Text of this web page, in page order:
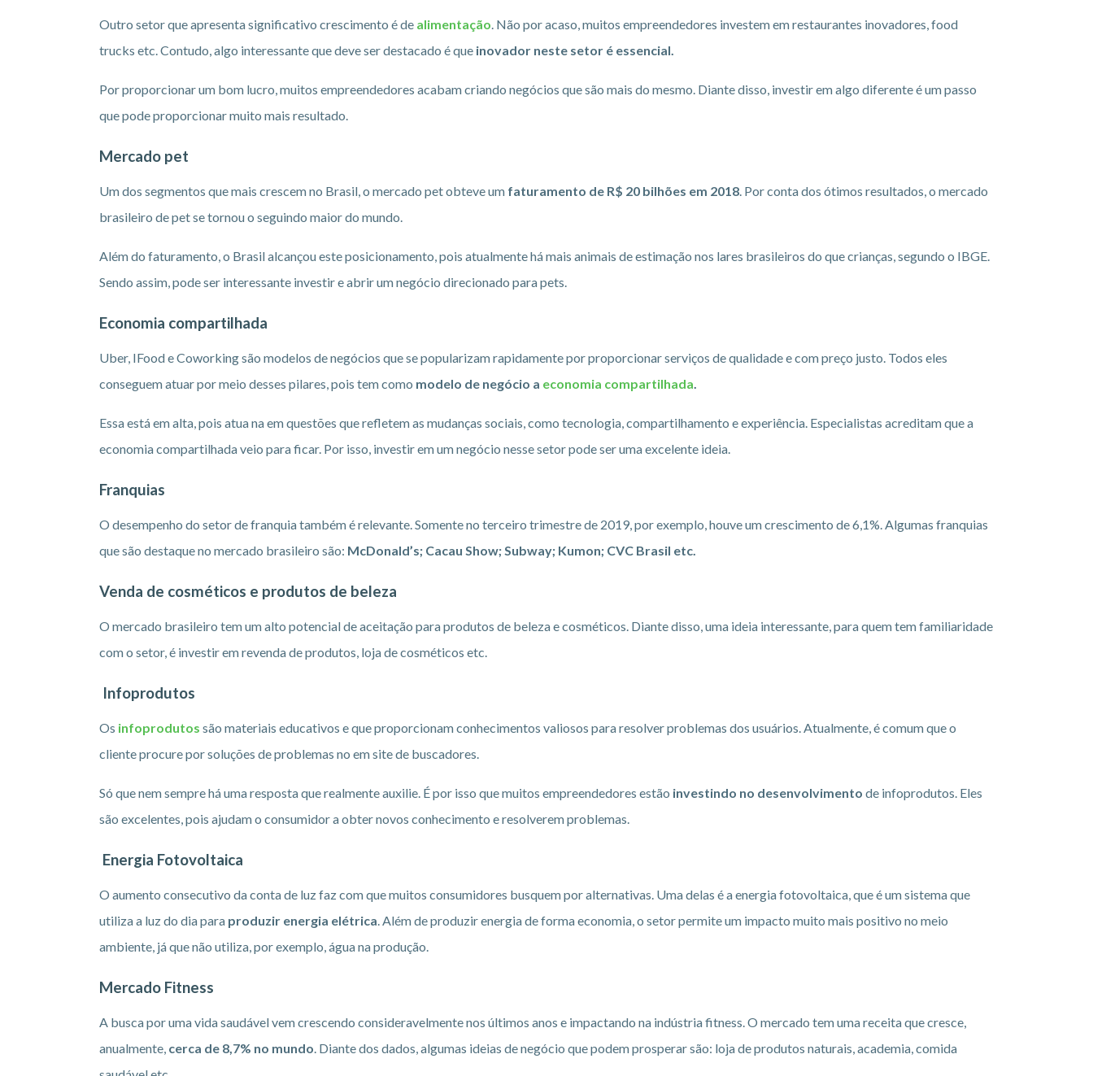
Outro setor que apresenta significativo crescimento é de alimentação. Não por acaso, muitos empreendedores investem em restaurantes inovadores, food
trucks etc. Contudo, algo interessante que deve ser destacado é que inovador neste setor é essencial.
Por proporcionar um bom lucro, muitos empreendedores acabam criando negócios que são mais do mesmo. Diante disso, investir em algo diferente é um passo
que pode proporcionar muito mais resultado.
Mercado pet
Um dos segmentos que mais crescem no Brasil, o mercado pet obteve um faturamento de R$ 20 bilhões em 2018. Por conta dos ótimos resultados, o mercado
brasileiro de pet se tornou o seguindo maior do mundo.
Além do faturamento, o Brasil alcançou este posicionamento, pois atualmente há mais animais de estimação nos lares brasileiros do que crianças, segundo o IBGE.
Sendo assim, pode ser interessante investir e abrir um negócio direcionado para pets.
Economia compartilhada
Uber, IFood e Coworking são modelos de negócios que se popularizam rapidamente por proporcionar serviços de qualidade e com preço justo. Todos eles
conseguem atuar por meio desses pilares, pois tem como modelo de negócio a economia compartilhada.
Essa está em alta, pois atua na em questões que refletem as mudanças sociais, como tecnologia, compartilhamento e experiência. Especialistas acreditam que a
economia compartilhada veio para ficar. Por isso, investir em um negócio nesse setor pode ser uma excelente ideia.
Franquias
O desempenho do setor de franquia também é relevante. Somente no terceiro trimestre de 2019, por exemplo, houve um crescimento de 6,1%. Algumas franquias
que são destaque no mercado brasileiro são: McDonald’s; Cacau Show; Subway; Kumon; CVC Brasil etc.
Venda de cosméticos e produtos de beleza
O mercado brasileiro tem um alto potencial de aceitação para produtos de beleza e cosméticos. Diante disso, uma ideia interessante, para quem tem familiaridade
com o setor, é investir em revenda de produtos, loja de cosméticos etc.
Infoprodutos
Os infoprodutos são materiais educativos e que proporcionam conhecimentos valiosos para resolver problemas dos usuários. Atualmente, é comum que o
cliente procure por soluções de problemas no em site de buscadores.
Só que nem sempre há uma resposta que realmente auxilie. É por isso que muitos empreendedores estão investindo no desenvolvimento de infoprodutos. Eles
são excelentes, pois ajudam o consumidor a obter novos conhecimento e resolverem problemas.
Energia Fotovoltaica
O aumento consecutivo da conta de luz faz com que muitos consumidores busquem por alternativas. Uma delas é a energia fotovoltaica, que é um sistema que
utiliza a luz do dia para produzir energia elétrica. Além de produzir energia de forma economia, o setor permite um impacto muito mais positivo no meio
ambiente, já que não utiliza, por exemplo, água na produção.
Mercado Fitness
A busca por uma vida saudável vem crescendo consideravelmente nos últimos anos e impactando na indústria fitness. O mercado tem uma receita que cresce,
anualmente, cerca de 8,7% no mundo. Diante dos dados, algumas ideias de negócio que podem prosperar são: loja de produtos naturais, academia, comida